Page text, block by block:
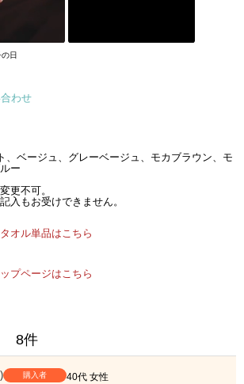
日
わせ
、ベージュ、グレーベージュ、モカブラウン、モ
ー
更不可。
入もお受けできません。
オル単品はこちら
プページはこちら
8
購入者 40代 女性